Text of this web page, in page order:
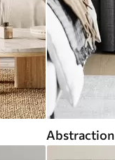
Abstraction